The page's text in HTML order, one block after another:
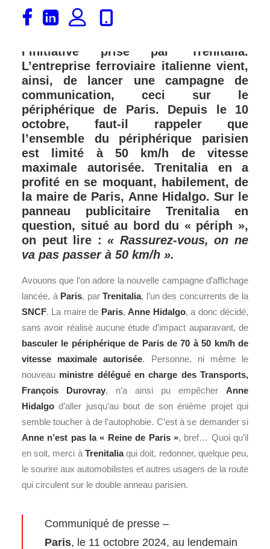
Entre la France et l’Italie, une certaine
rivalité existe, surtout dans le domaine
l’initiative prise par Trenitalia.
L’entreprise ferroviaire italienne vient,
ainsi, de lancer une campagne de
communication, ceci sur le
périphérique de Paris. Depuis le 10
octobre, faut-il rappeler que
l’ensemble du périphérique parisien
est limité à 50 km/h de vitesse
maximale autorisée. Trenitalia en a
profité en se moquant, habilement, de
la maire de Paris, Anne Hidalgo. Sur le
panneau publicitaire Trenitalia en
question, situé au bord du « périph »,
on peut lire :« Rassurez-vous, on ne
va pas passer à 50 km/h ».
Avouons que l’on adore la nouvelle campagne d’affichage
lancée, à Paris, parTrenitalia, l’un des concurrents de la
SNCF. La maire de Paris,Anne Hidalgo, a donc décidé,
sans avoir réalisé aucune étude d’impact auparavant, de
basculer le périphérique de Paris de 70 à 50 km/h de
vitesse maximale autorisée. Personne, ni même le
nouveau ministre délégué en charge des Transports,
François Durovray, n’a ainsi pu empêcher Anne
Hidalgo d’aller jusqu’au bout de son énième projet qui
semble toucher à de l’autophobie. C’est à se demander si
Anne n’est pas la « Reine de Paris », bref… Quoi qu’il
en soit, merci à Trenitaliaqui doit, redonner, quelque peu,
le sourire aux automobilistes et autres usagers de la route
qui circulent sur le double anneau parisien.
Communiqué de presse –
Paris, le 11 octobre 2024, au lendemain